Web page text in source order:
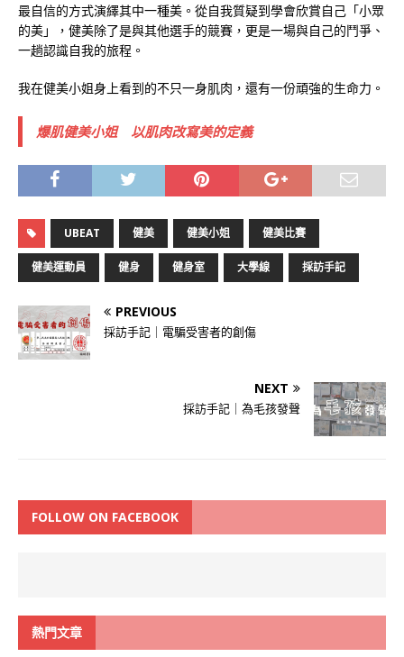
最自信的方式演繹其中一種美。從自我質疑到學會欣賞自己「小眾
的美」，健美除了是與其他選手的競賽，更是一場與自己的鬥爭、
一趟認識自我的旅程。
我在健美小姐身上看到的不只一身肌肉，還有一份頑強的生命力。
爆肌健美小姐 以肌肉改寫美的定義
UBEAT 健美 健美小姐 健美比賽
健美運動員 健身 健身室 大學線 採訪手記
PREVIOUS
採訪手記｜電騙受害者的創傷
NEXT
採訪手記｜為毛孩發聲
FOLLOW ON FACEBOOK
熱門文章